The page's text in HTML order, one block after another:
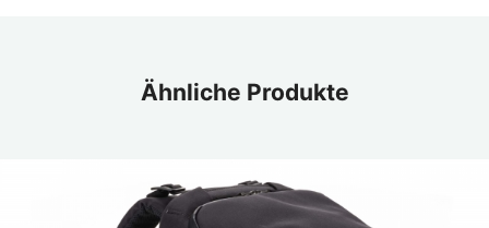
Ähnliche Produkte